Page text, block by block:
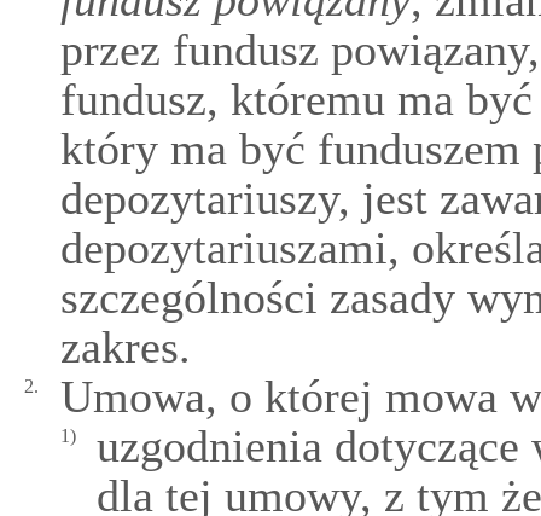
przez fundusz
fundusz, któremu ma
który ma być funduszem
depozytariuszy, jest
depozytariuszami,
szczególności zasady
zakres.
2. Umowa, o której mowa
1)
uzgodnienia dotyczące
dla tej umowy, z tym